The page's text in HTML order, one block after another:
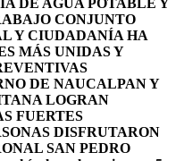
DE AGUA POTABLE Y
CONJUNTO
Y CIUDADANÍA HA
MÁS UNIDAS Y
DE NAUCALPAN Y
LOGRAN
FUERTES
DISFRUTARON
SAN PEDRO